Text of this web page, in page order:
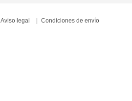
Aviso legal Condiciones de envío